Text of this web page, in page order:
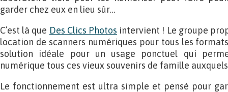
garder chez eux en lieu sûr…
C’est là que Des Clics Photos intervient ! Le groupe
location de scanners numériques pour tous les
solution idéale pour un usage ponctuel qui
numérique tous ces vieux souvenirs de famille
Le fonctionnement est ultra simple et pensé pour